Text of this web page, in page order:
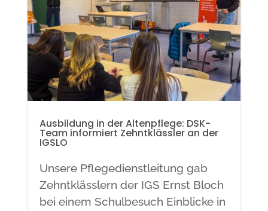
Ausbildung in der Altenpflege: DSK-
Team informiert Zehntklässler an der
IGSLO
Unsere Pflegedienstleitung gab
Zehntklässlern der IGS Ernst Bloch
bei einem Schulbesuch Einblicke in